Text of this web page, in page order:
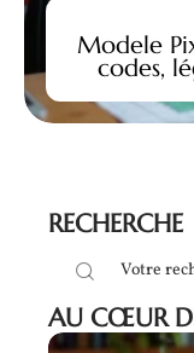
Modele
codes,
RECHERCHE
AU CŒUR